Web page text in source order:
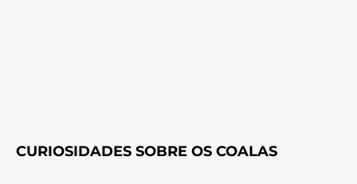
CURIOSIDADES SOBRE OS COALAS